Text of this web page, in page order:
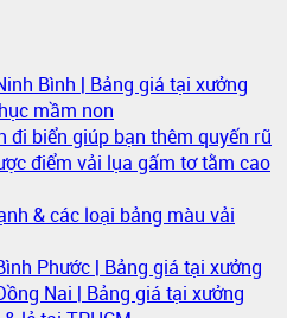
Bình | Bảng giá tại xưởng
mầm non
đi biển giúp bạn thêm quyến rũ
điểm vải lụa gấm tơ tằm cao
& các loại bảng màu vải
Phước | Bảng giá tại xưởng
Nai | Bảng giá tại xưởng